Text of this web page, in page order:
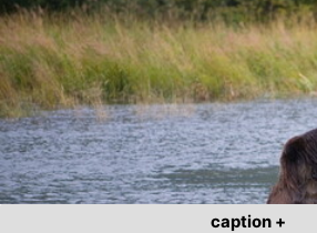
caption +